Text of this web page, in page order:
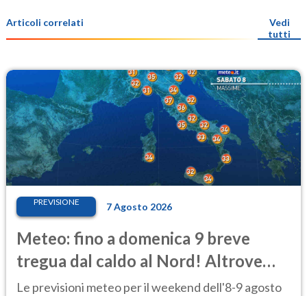
Articoli correlati
Vedi
tutti
PREVISIONE 7 Agosto 2026
Meteo: fino a domenica 9 breve
tregua dal caldo al Nord! Altrove
calura e afa
Le previsioni meteo per il weekend dell'8-9 agosto